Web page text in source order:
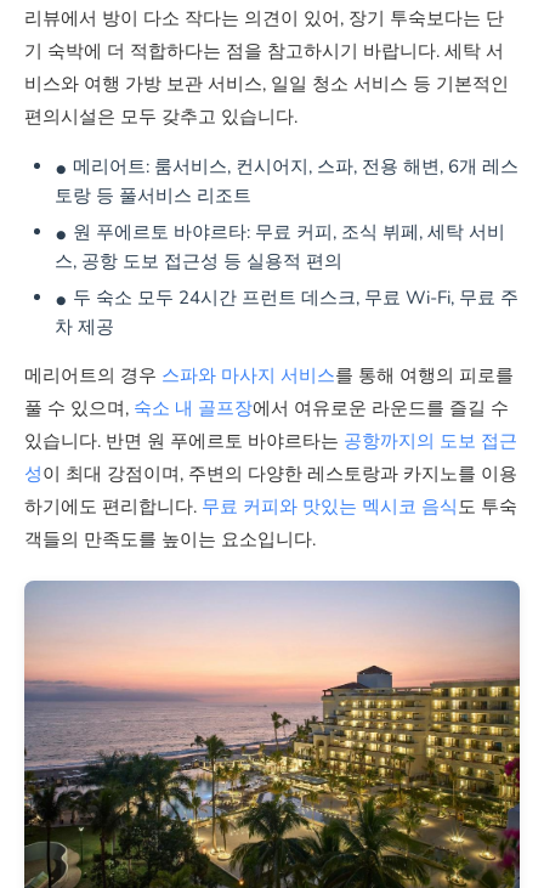
리뷰에서 방이 다소 작다는 의견이 있어, 장기 투숙보다는 단
기 숙박에 더 적합하다는 점을 참고하시기 바랍니다. 세탁 서
비스와 여행 가방 보관 서비스, 일일 청소 서비스 등 기본적인
편의시설은 모두 갖추고 있습니다.
메리어트: 룸서비스, 컨시어지, 스파, 전용 해변, 6개 레스
토랑 등 풀서비스 리조트
원 푸에르토 바야르타: 무료 커피, 조식 뷔페, 세탁 서비
스, 공항 도보 접근성 등 실용적 편의
두 숙소 모두 24시간 프런트 데스크, 무료 Wi-Fi, 무료 주
차 제공
메리어트의 경우 스파와 마사지 서비스를 통해 여행의 피로를
풀 수 있으며, 숙소 내 골프장에서 여유로운 라운드를 즐길 수
있습니다. 반면 원 푸에르토 바야르타는 공항까지의 도보 접근
성이 최대 강점이며, 주변의 다양한 레스토랑과 카지노를 이용
하기에도 편리합니다. 무료 커피와 맛있는 멕시코 음식도 투숙
객들의 만족도를 높이는 요소입니다.